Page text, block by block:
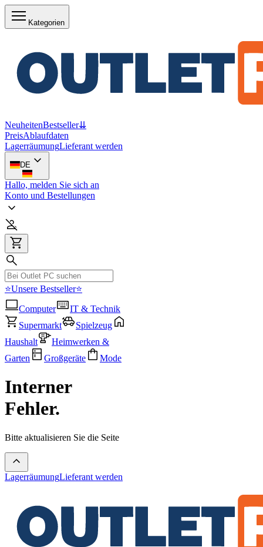
Kategorien
NeuheitenBestseller⇊
PreisAblaufdaten
LagerräumungLieferant werden
DE
Hallo, melden Sie sich an
Konto und Bestellungen
⭐Unsere Bestseller⭐
Computer
IT & Technik
Supermarkt
Spielzeug
Haushalt
Heimwerken &
Garten
Großgeräte Mode
Interner
Fehler.
Bitte aktualisieren Sie die Seite
LagerräumungLieferant werden